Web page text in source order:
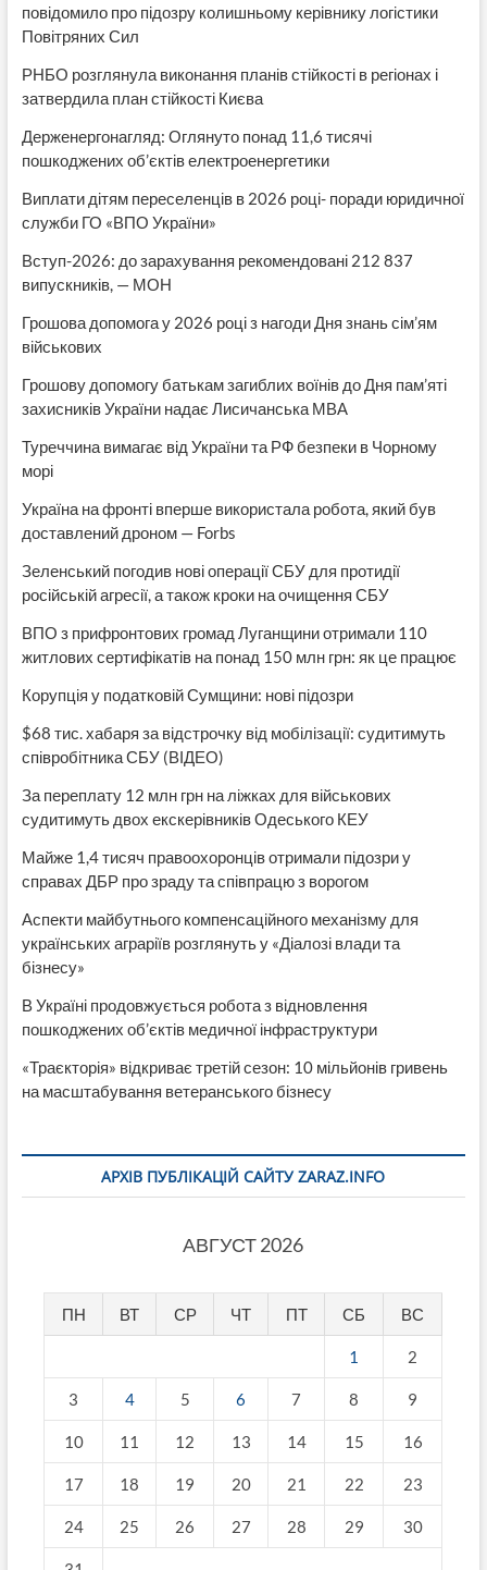
повідомило про підозру колишньому керівнику логістики
Повітряних Сил
РНБО розглянула виконання планів стійкості в регіонах і
затвердила план стійкості Києва
Держенергонагляд: Оглянуто понад 11,6 тисячі
пошкоджених об’єктів електроенергетики
Виплати дітям переселенців в 2026 році- поради юридичної
служби ГО «ВПО України»
Вступ-2026: до зарахування рекомендовані 212 837
випускників, — МОН
Грошова допомога у 2026 році з нагоди Дня знань сім’ям
військових
Грошову допомогу батькам загиблих воїнів до Дня пам’яті
захисників України надає Лисичанська МВА
Туреччина вимагає від України та РФ безпеки в Чорному
морі
Україна на фронті вперше використала робота, який був
доставлений дроном — Forbs
Зеленський погодив нові операції СБУ для протидії
російській агресії, а також кроки на очищення СБУ
ВПО з прифронтових громад Луганщини отримали 110
житлових сертифікатів на понад 150 млн грн: як це працює
Корупція у податковій Сумщини: нові підозри
$68 тис. хабаря за відстрочку від мобілізації: судитимуть
співробітника СБУ (ВІДЕО)
За переплату 12 млн грн на ліжках для військових
судитимуть двох екскерівників Одеського КЕУ
Майже 1,4 тисяч правоохоронців отримали підозри у
справах ДБР про зраду та співпрацю з ворогом
Аспекти майбутнього компенсаційного механізму для
українських аграріїв розглянуть у «Діалозі влади та
бізнесу»
В Україні продовжується робота з відновлення
пошкоджених об’єктів медичної інфраструктури
«Траєкторія» відкриває третій сезон: 10 мільйонів гривень
на масштабування ветеранського бізнесу
АРХІВ ПУБЛІКАЦІЙ САЙТУ ZARAZ.INFO
АВГУСТ 2026
ПН ВТ СР ЧТ ПТ СБ ВС
1 2
3 4 5 6 7 8 9
10 11 12 13 14 15 16
17 18 19 20 21 22 23
24 25 26 27 28 29 30